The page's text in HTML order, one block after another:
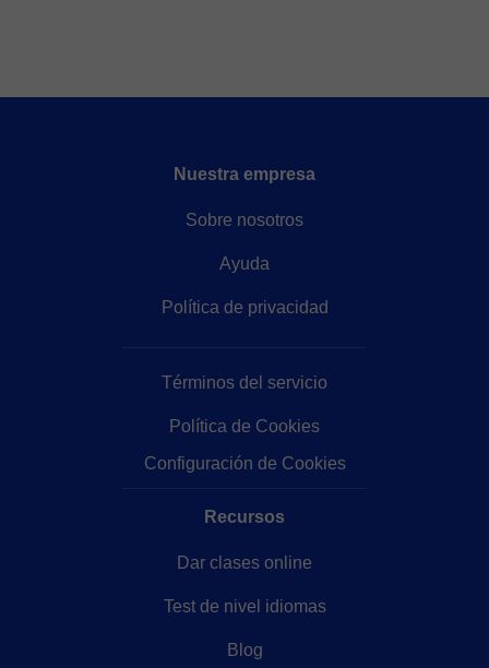
Nuestra empresa
Sobre nosotros
Ayuda
Política de privacidad
Términos del servicio
Política de Cookies
Configuración de Cookies
Recursos
Dar clases online
Test de nivel idiomas
Blog